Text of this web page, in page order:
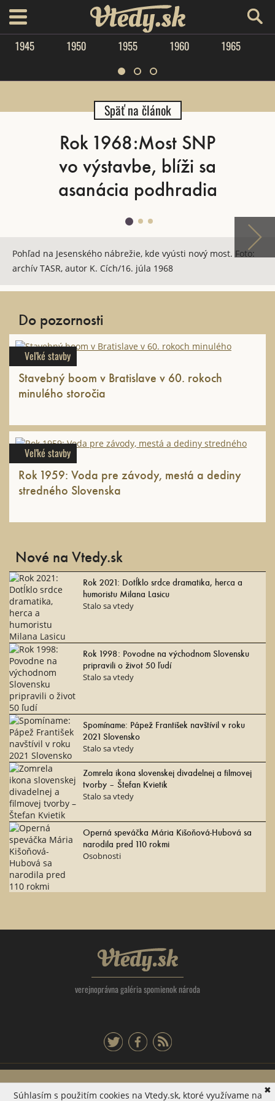
menu Vtedy.sk
1945 1950 1955 1960 1965
Späť na článok
Rok 1968:Most SNP
vo výstavbe, blíži sa
asanácia podhradia
Pohľad na Jesenského nábrežie, kde vyústi nový most. Foto:
archív TASR, autor K. Cích/16. júla 1968
Do pozornosti
Veľké stavby
Stavebný boom v Bratislave v 60. rokoch
minulého storočia
Veľké stavby
Rok 1959: Voda pre závody, mestá a dediny
stredného Slovenska
Nové na Vtedy.sk
Rok 2021: Dotĺklo srdce dramatika, herca a
humoristu Milana Lasicu
Stalo sa vtedy
Rok 1998: Povodne na východnom Slovensku
pripravili o život 50 ľudí
Stalo sa vtedy
Spomíname: Pápež František navštívil v roku
2021 Slovensko
Stalo sa vtedy
Zomrela ikona slovenskej divadelnej a filmovej
tvorby – Štefan Kvietik
Stalo sa vtedy
Operná speváčka Mária Kišoňová-Hubová sa
narodila pred 110 rokmi
Osobnosti
Vtedy.sk
verejnoprávna galéria spomienok národa
twitterfacebook
rss
mestská časť Karlova Ves, IČO: 31320414, EV 42/22/SWP
Súhlasím s použitím cookies na Vtedy.sk, ktoré využívame na ✖